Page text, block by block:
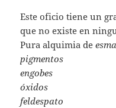
Este oficio tiene un
que no existe en
Pura alquimia de
pigmentos
engobes
óxidos
feldespato